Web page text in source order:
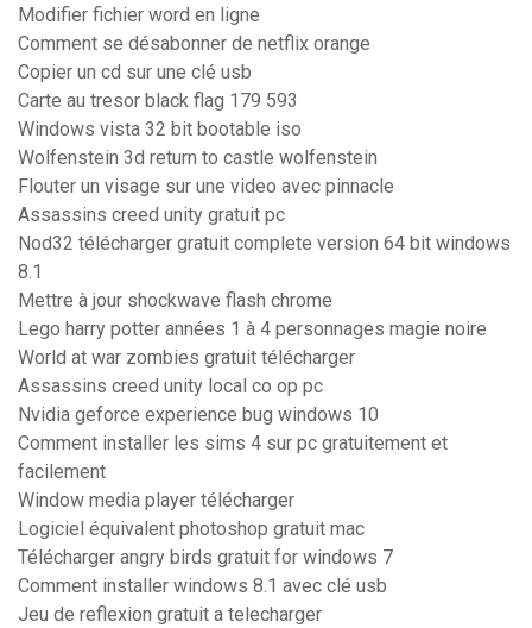
Modifier fichier word en ligne
Comment se désabonner de netflix orange
Copier un cd sur une clé usb
Carte au tresor black flag 179 593
Windows vista 32 bit bootable iso
Wolfenstein 3d return to castle wolfenstein
Flouter un visage sur une video avec pinnacle
Assassins creed unity gratuit pc
Nod32 télécharger gratuit complete version 64 bit windows
8.1
Mettre à jour shockwave flash chrome
Lego harry potter années 1 à 4 personnages magie noire
World at war zombies gratuit télécharger
Assassins creed unity local co op pc
Nvidia geforce experience bug windows 10
Comment installer les sims 4 sur pc gratuitement et
facilement
Window media player télécharger
Logiciel équivalent photoshop gratuit mac
Télécharger angry birds gratuit for windows 7
Comment installer windows 8.1 avec clé usb
Jeu de reflexion gratuit a telecharger